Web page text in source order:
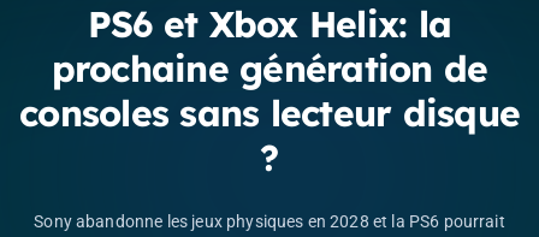
PS6 et Xbox Helix: la
prochaine génération de
consoles sans lecteur disque
?
Sony abandonne les jeux physiques en 2028 et la PS6 pourrait